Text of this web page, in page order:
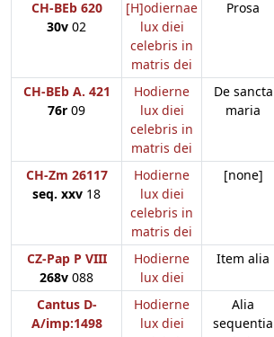
CH-BEb 620
30v 02
[H]odiernae
lux diei
celebris in
matris dei
Prosa
CH-BEb A. 421
76r 09
Hodierne
lux diei
celebris in
matris dei
De sancta
maria
CH-Zm 26117
seq. xxv 18
Hodierne
lux diei
celebris in
matris dei
[none]
CZ-Pap P VIII
268v 088
Hodierne
lux diei
Item alia
Cantus D-
A/imp:1498
Hodierne
lux diei
Alia
sequentia